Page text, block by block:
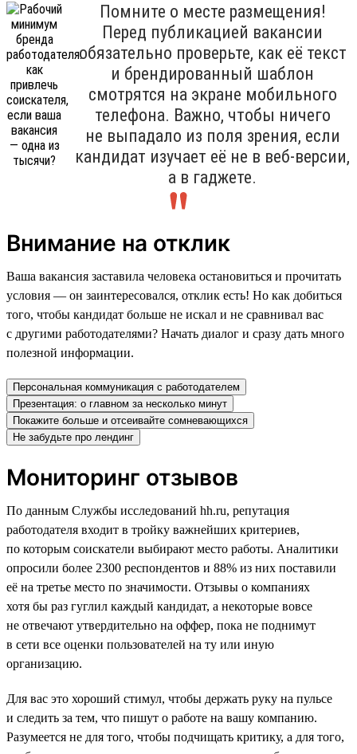
Помните о месте размещения!
Перед публикацией вакансии
обязательно проверьте, как её текст
и брендированный шаблон
смотрятся на экране мобильного
телефона. Важно, чтобы ничего
не выпадало из поля зрения, если
кандидат изучает её не в веб-версии,
а в гаджете.
Внимание на отклик
Ваша вакансия заставила человека остановиться и прочитать
условия — он заинтересовался, отклик есть! Но как добиться
того, чтобы кандидат больше не искал и не сравнивал вас
с другими работодателями? Начать диалог и сразу дать много
полезной информации.
Персональная коммуникация с работодателем
Презентация: о главном за несколько минут
Покажите больше и отсеивайте сомневающихся
Не забудьте про лендинг
Мониторинг отзывов
По данным Службы исследований hh.ru, репутация
работодателя входит в тройку важнейших критериев,
по которым соискатели выбирают место работы. Аналитики
опросили более 2300 респондентов и 88% из них поставили
её на третье место по значимости. Отзывы о компаниях
хотя бы раз гуглил каждый кандидат, а некоторые вовсе
не отвечают утвердительно на оффер, пока не поднимут
в сети все оценки пользователей на ту или иную
организацию.
Для вас это хороший стимул, чтобы держать руку на пульсе
и следить за тем, что пишут о работе на вашу компанию.
Разумеется не для того, чтобы подчищать критику, а для того,